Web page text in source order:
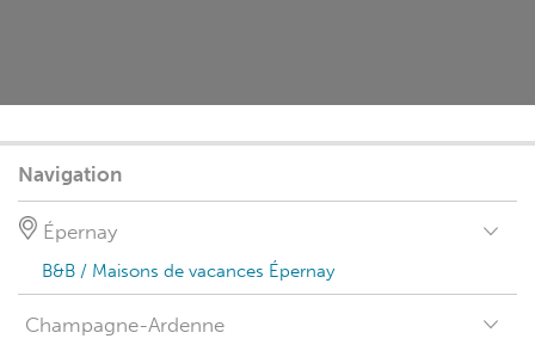
Navigation
Épernay
B&B / Maisons de vacances Épernay
Champagne-Ardenne